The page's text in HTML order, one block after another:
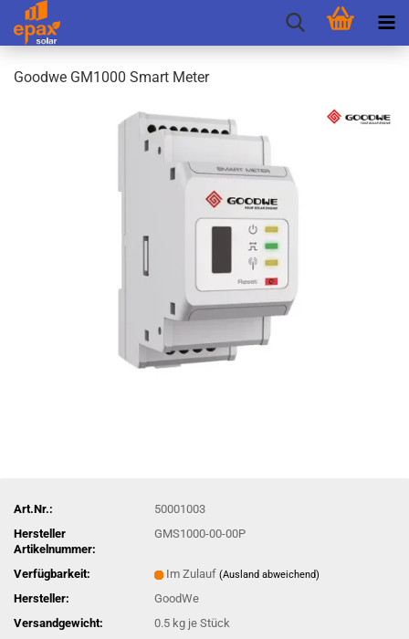
Good­we GM1000 Smart Meter
Art.Nr.:
50001003
Hersteller
Artikelnummer:
GMS1000-00-00P
Verfügbarkeit: Im Zulauf (Ausland abweichend)
Hersteller:
GoodWe
Versandgewicht:
0.5 kg je Stück